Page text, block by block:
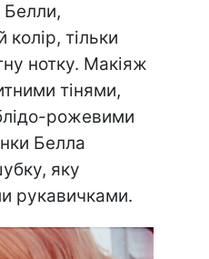
Белли,
тільки
нотку. Макіяж
тінями,
рожевими
Белла
яку
рукавичками.